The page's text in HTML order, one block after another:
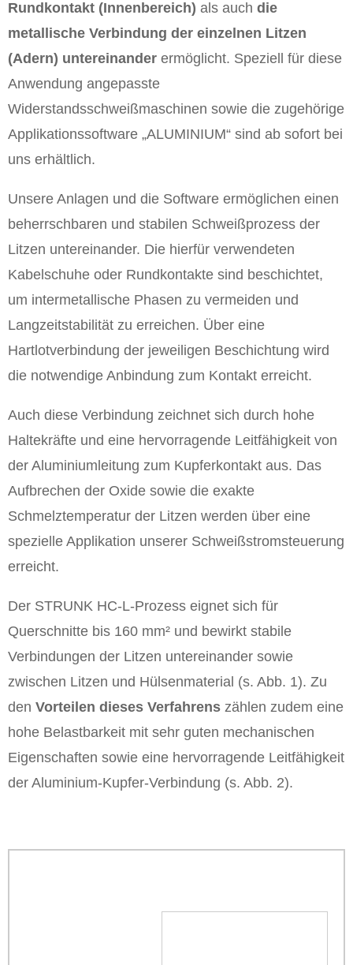
Rundkontakt (Innenbereich) als auch die
metallische Verbindung der einzelnen Litzen
(Adern) untereinander ermöglicht. Speziell für diese
Anwendung angepasste
Widerstandsschweißmaschinen sowie die zugehörige
Applikationssoftware „ALUMINIUM“ sind ab sofort bei
uns erhältlich.
Unsere Anlagen und die Software ermöglichen einen
beherrschbaren und stabilen Schweißprozess der
Litzen untereinander. Die hierfür verwendeten
Kabelschuhe oder Rundkontakte sind beschichtet,
um intermetallische Phasen zu vermeiden und
Langzeitstabilität zu erreichen. Über eine
Hartlotverbindung der jeweiligen Beschichtung wird
die notwendige Anbindung zum Kontakt erreicht.
Auch diese Verbindung zeichnet sich durch hohe
Haltekräfte und eine hervorragende Leitfähigkeit von
der Aluminiumleitung zum Kupferkontakt aus. Das
Aufbrechen der Oxide sowie die exakte
Schmelztemperatur der Litzen werden über eine
spezielle Applikation unserer Schweißstromsteuerung
erreicht.
Der STRUNK HC-L-Prozess eignet sich für
Querschnitte bis 160 mm² und bewirkt stabile
Verbindungen der Litzen untereinander sowie
zwischen Litzen und Hülsenmaterial (s. Abb. 1). Zu
den Vorteilen dieses Verfahrens zählen zudem eine
hohe Belastbarkeit mit sehr guten mechanischen
Eigenschaften sowie eine hervorragende Leitfähigkeit
der Aluminium-Kupfer-Verbindung (s. Abb. 2).